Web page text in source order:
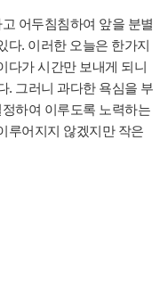
어두침침하여 앞을 분별
다. 이러한 오늘은 한가지
다가 시간만 보내게 되니
. 그러니 과다한 욕심을 부
하여 이루도록 노력하는
루어지지 않겠지만 작은